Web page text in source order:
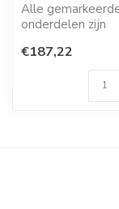
Alle
onderdelen zijn
€187,22